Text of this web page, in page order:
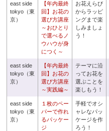
east side
tokyo（東
京）
【年内最終
回】お花の
選び方講座
～おひとり
で選べるノ
ウハウが身
につく～
お花えらび
からラッピ
ングまで楽
しみましょ
う！
east side
tokyo（東
京）
【年内最終
回】お花の
選び方講座
～実践編～
テーマに沿
ってお花を
選ぶことを
楽しもう！
east side
tokyo（東
京）
１枚のペー
パーで作れ
るパッケー
ジ
手軽でオシ
ャレなパッ
ケージを作
ろう！